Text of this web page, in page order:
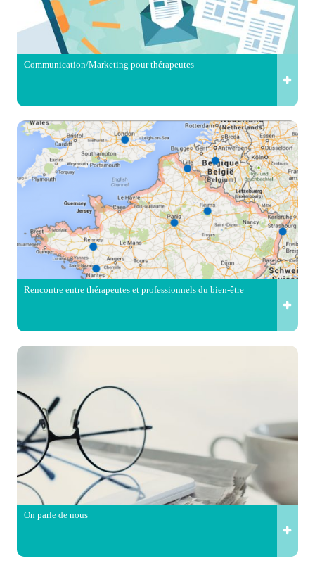
Communication/Marketing pour thérapeutes
Rencontre entre thérapeutes et professionnels du bien-être
On parle de nous